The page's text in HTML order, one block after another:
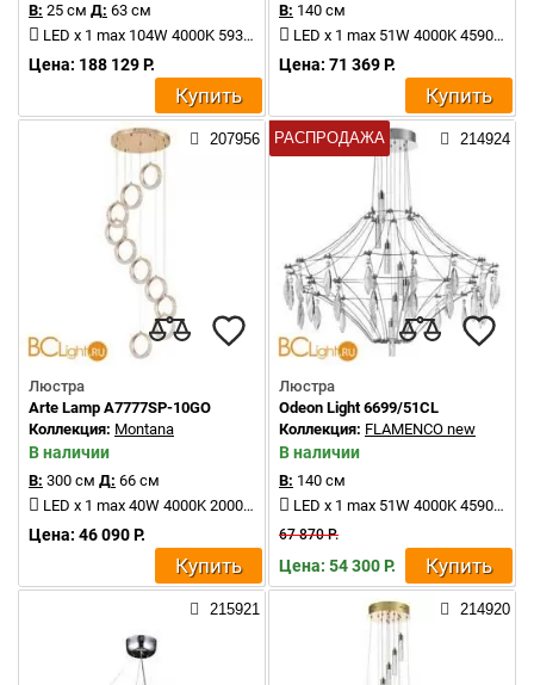
В: 25 см Д: 63 см
LED x 1 max 104W 4000K 5935Lm
Цена: 188 129 Р.
Купить
В: 140 см
LED x 1 max 51W 4000K 4590Lm
Цена: 71 369 Р.
Купить
207956
Люстра
Arte Lamp A7777SP-10GO
Коллекция: Montana
В наличии
В: 300 см Д: 66 см
LED x 1 max 40W 4000K 2000Lm
Цена: 46 090 Р.
Купить
РАСПРОДАЖА 214924
Люстра
Odeon Light 6699/51CL
Коллекция: FLAMENCO new
В наличии
В: 140 см
LED x 1 max 51W 4000K 4590Lm
67 870 Р.
Цена: 54 300 Р. Купить
215921 214920